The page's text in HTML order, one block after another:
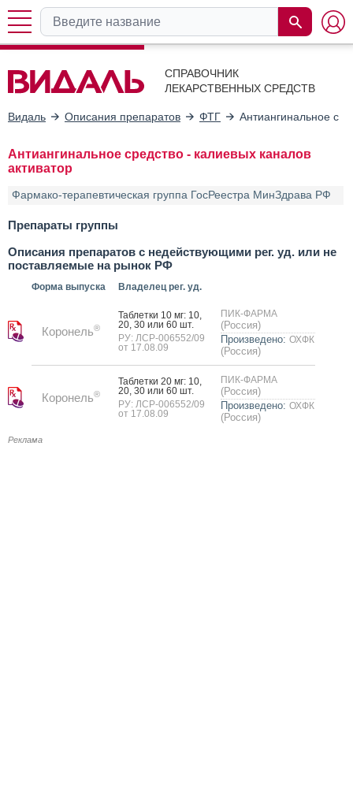
СПРАВОЧНИК
ЛЕКАРСТВЕННЫХ СРЕДСТВ
Видаль Описания препаратов ФТГ Антиангинальное
Антиангинальное средство - калиевых каналов
активатор
Фармако-терапевтическая группа ГосРеестра МинЗдрава РФ
Препараты группы
Описания препаратов с недействующими рег. уд. или не
поставляемые на рынок РФ
Форма выпуска Владелец рег. уд.
Коронель®
Таб­летки 10 мг: 10,
20, 30 или 60 шт.
РУ: ЛСР-006552/09
от 17.08.09
ПИК-ФАРМА
(Россия)
Произведено: ОХФК
(Россия)
Коронель®
Таб­летки 20 мг: 10,
20, 30 или 60 шт.
РУ: ЛСР-006552/09
от 17.08.09
ПИК-ФАРМА
(Россия)
Произведено: ОХФК
(Россия)
Реклама